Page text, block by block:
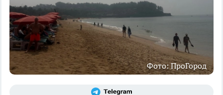
Фото: ПроГород